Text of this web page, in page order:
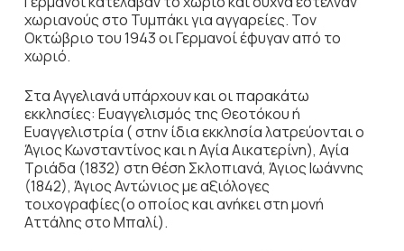
χωριανούς στο Τυμπάκι για αγγαρείες. Τον
Οκτώβριο του 1943 οι Γερμανοί έφυγαν από το
χωριό.
Στα Αγγελιανά υπάρχουν και οι παρακάτω
εκκλησίες: Ευαγγελισμός της Θεοτόκου ή
Ευαγγελιστρία ( στην ίδια εκκλησία λατρεύονται ο
Άγιος Κωνσταντίνος και η Αγία Αικατερίνη), Αγία
Τριάδα (1832) στη θέση Σκλοπιανά, Άγιος Ιωάννης
(1842), Άγιος Αντώνιος με αξιόλογες
τοιχογραφίες(ο οποίος και ανήκει στη μονή
Αττάλης στο Μπαλί).